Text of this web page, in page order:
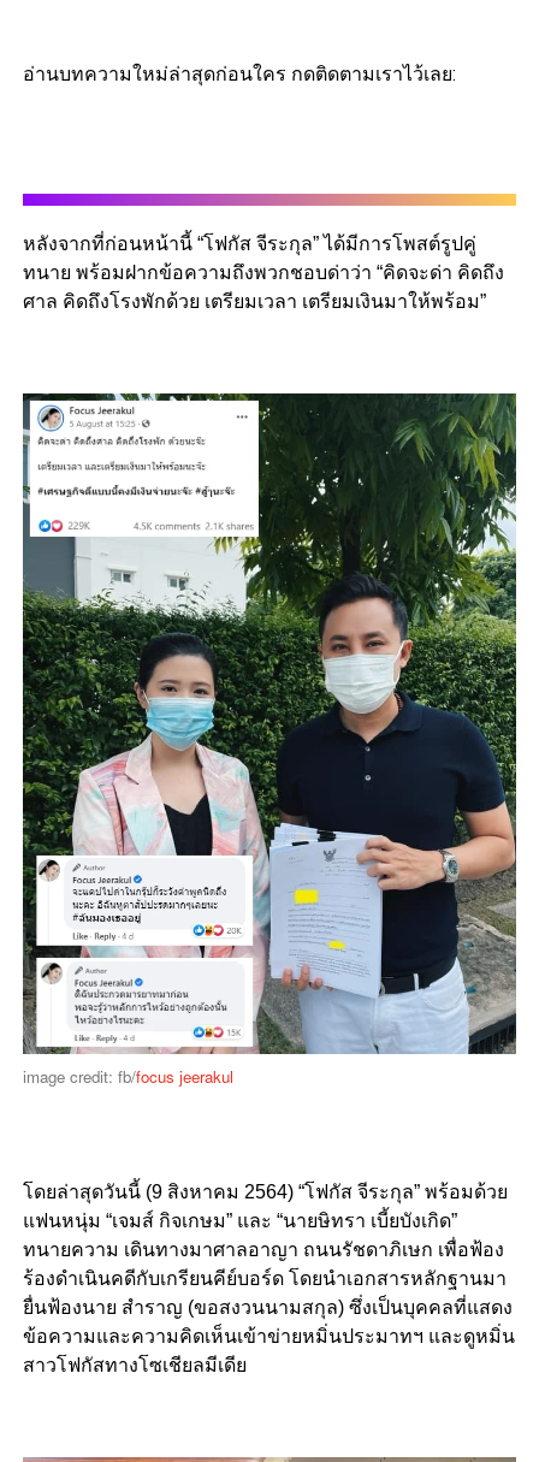
อ่านบทความใหม่ล่าสุดก่อนใคร กดติดตามเราไว้เลย:
หลังจากที่ก่อนหน้านี้ “โฟกัส จีระกุล” ได้มีการโพสต์รูปคู่
ทนาย พร้อมฝากข้อความถึงพวกชอบด่าว่า “คิดจะด่า คิดถึง
ศาล คิดถึงโรงพักด้วย เตรียมเวลา เตรียมเงินมาให้พร้อม”
image credit: fb/focus jeerakul
โดยล่าสุดวันนี้ (9 สิงหาคม 2564) “โฟกัส จีระกุล” พร้อมด้วย
แฟนหนุ่ม “เจมส์ กิจเกษม” และ “นายษิทรา เบี้ยบังเกิด”
ทนายความ เดินทางมาศาลอาญา ถนนรัชดาภิเษก เพื่อฟ้อง
ร้องดำเนินคดีกับเกรียนคีย์บอร์ด โดยนำเอกสารหลักฐานมา
ยื่นฟ้องนาย สำราญ (ขอสงวนนามสกุล) ซึ่งเป็นบุคคลที่แสดง
ข้อความและความคิดเห็นเข้าข่ายหมิ่นประมาทฯ และดูหมิ่น
สาวโฟกัสทางโซเชียลมีเดีย